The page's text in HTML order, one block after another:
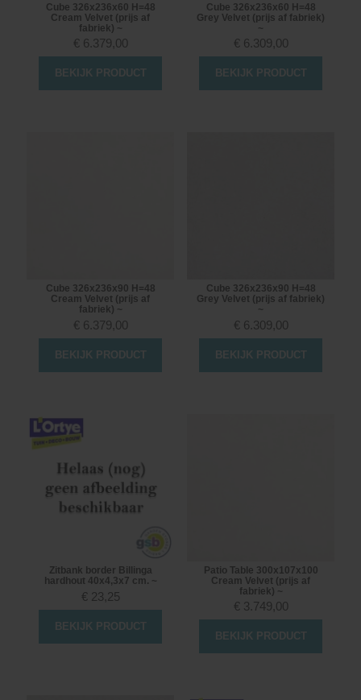
Cube 326x236x60 H=48
Cream Velvet (prijs af
fabriek) ~
€ 6.379,00
BEKIJK PRODUCT
Cube 326x236x60 H=48
Grey Velvet (prijs af fabriek)
~
€ 6.309,00
BEKIJK PRODUCT
Cube 326x236x90 H=48
Cream Velvet (prijs af
fabriek) ~
€ 6.379,00
BEKIJK PRODUCT
Cube 326x236x90 H=48
Grey Velvet (prijs af fabriek)
~
€ 6.309,00
BEKIJK PRODUCT
Zitbank border Billinga
hardhout 40x4,3x7 cm. ~
€ 23,25
BEKIJK PRODUCT
Patio Table 300x107x100
Cream Velvet (prijs af
fabriek) ~
€ 3.749,00
BEKIJK PRODUCT